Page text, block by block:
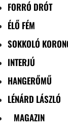
FORRÓ DRÓT
ÉLŐ FÉM
SOKKOLÓ
INTERJÚ
HANGERŐMŰ
LÉNÁRD LÁSZLÓ
MAGAZIN